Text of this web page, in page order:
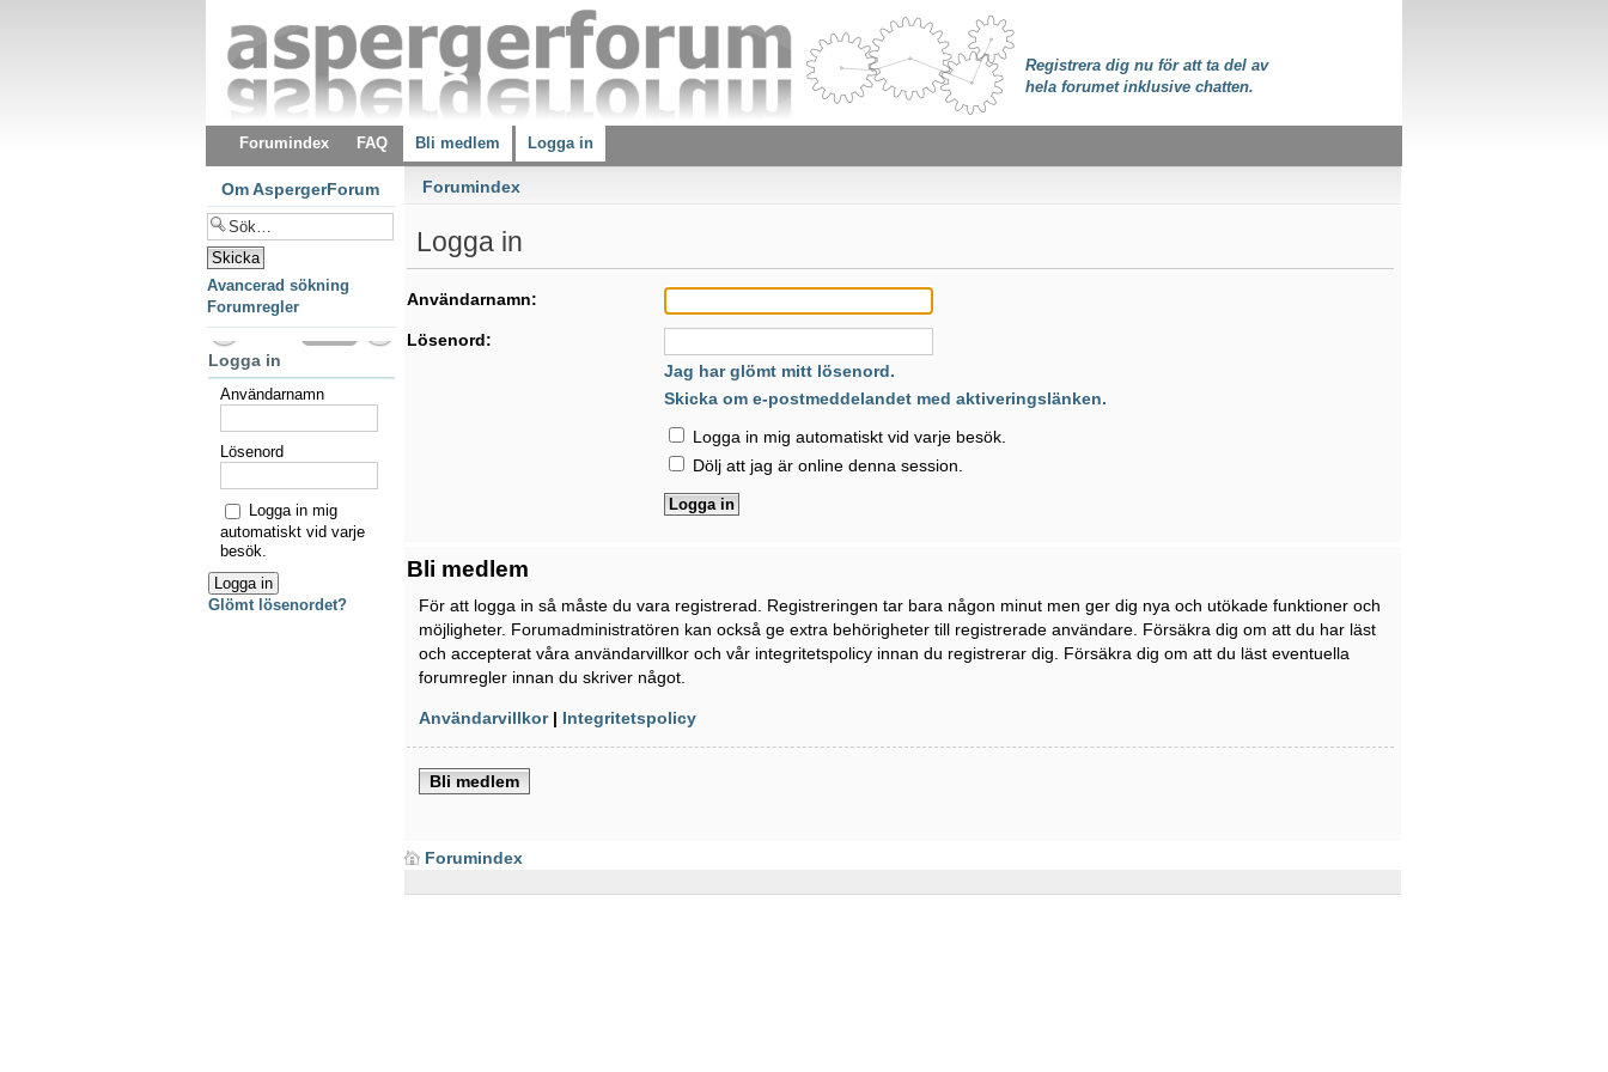
Registrera dig nu för att ta del av
hela forumet inklusive chatten.
Forumindex FAQ Bli medlem Logga in
Forumindex
Logga in
Användarnamn:
Lösenord:
Jag har glömt mitt lösenord.
Skicka om e-postmeddelandet med aktiveringslänken.
Logga in mig automatiskt vid varje besök.
Dölj att jag är online denna session.
Bli medlem
För att logga in så måste du vara registrerad. Registreringen tar bara någon minut men ger dig nya och utökade funktioner och
möjligheter. Forumadministratören kan också ge extra behörigheter till registrerade användare. Försäkra dig om att du har läst
och accepterat våra användarvillkor och vår integritetspolicy innan du registrerar dig. Försäkra dig om att du läst eventuella
forumregler innan du skriver något.
Användarvillkor| Integritetspolicy
Bli medlem
Forumindex
Om AspergerForum
Avancerad sökning
Forumregler
Logga in
Användarnamn
Lösenord
Logga in mig
automatiskt vid varje
besök.
Glömt lösenordet?